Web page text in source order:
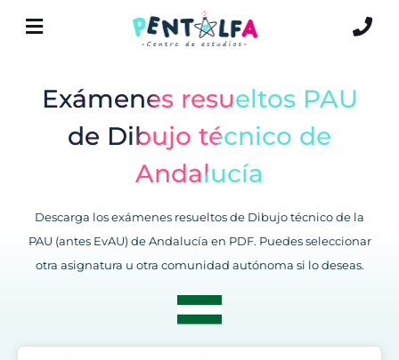
Exámenes resueltos PAU
de Dibujo técnico de
Andalucía
Descarga los exámenes resueltos de Dibujo técnico de la
PAU (antes EvAU) de Andalucía en PDF. Puedes seleccionar
otra asignatura u otra comunidad autónoma si lo deseas.